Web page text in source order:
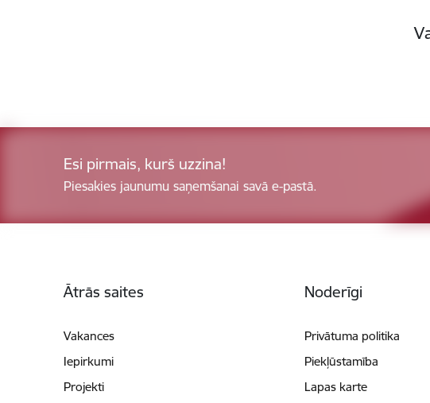
Esi pirmais, kurš uzzina!
Piesakies jaunumu saņemšanai savā e-pastā.
Ātrās saites
Vakances
Iepirkumi
Projekti
Noderīgi
Privātuma politika
Piekļūstamība
Lapas karte